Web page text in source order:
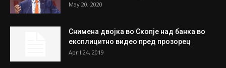
May 20, 2020
Снимена двојка во Скопје над банка во
експлицитно видео пред прозорец
April 24, 2019